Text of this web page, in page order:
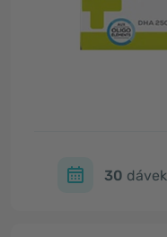
30 dávek